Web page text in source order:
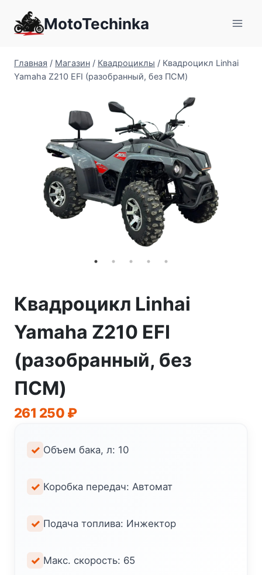
содержимому
MotoTechinka
Главная / Магазин / Квадроциклы / Квадроцикл Linhai
Yamaha Z210 EFI (разобранный, без ПСМ)
Квадроцикл Linhai
Yamaha Z210 EFI
(разобранный, без
ПСМ)
261 250 ₽
Объем бака, л: 10
Коробка передач: Автомат
Подача топлива: Инжектор
Макс. скорость: 65